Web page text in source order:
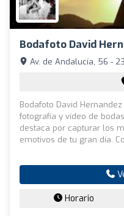
Bodafoto David
Av. de Andalucía, 56 -
Bodafoto David
fotografía y vídeo de
destaca por capturar los
emotivos de tu gran día.
Horario